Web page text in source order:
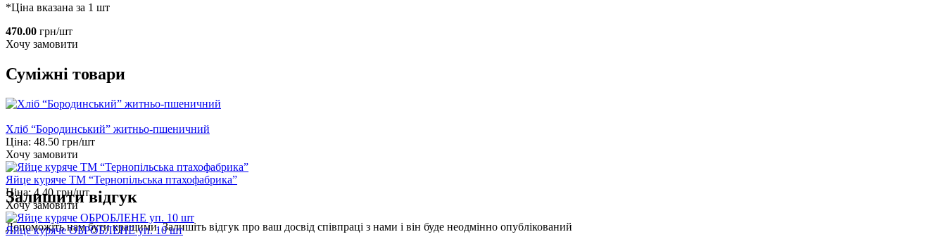
*Ціна вказана за 1 шт
470.00 грн/шт
Хочу замовити
Суміжні товари
Хліб “Бородинський” житньо-пшеничний
Ціна: 48.50 грн/шт
Хочу замовити
Яйце куряче ТМ “Тернопільська птахофабрика”
Ціна:4.40 грн/шт
Хочу замовити
Яйце куряче ОБРОБЛЕНЕ уп. 10 шт
Залишити відгук
Допоможіть нам бути кращими. Залишіть відгук про ваш досвід співпраці з нами і він буде неодмінно опублікований